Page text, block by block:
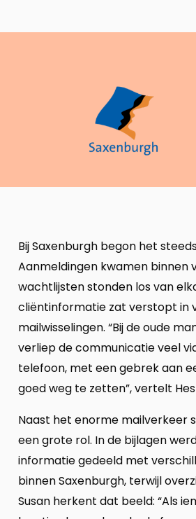
Bij Saxenburgh begon het
Aanmeldingen kwamen binnen
wachtlijsten stonden los van
cliëntinformatie zat verstopt in
mailwisselingen. “Bij de oude
verliep de communicatie veel
telefoon, met een gebrek aan
goed weg te zetten”, vertelt
Naast het enorme mailverkeer
een grote rol. In de bijlagen
informatie gedeeld met
binnen Saxenburgh, terwijl
Susan herkent dat beeld: “Als